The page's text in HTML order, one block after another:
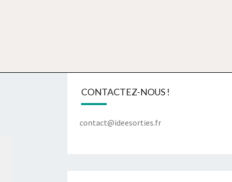
CONTACTEZ-NOUS !
contact@ideesorties.fr